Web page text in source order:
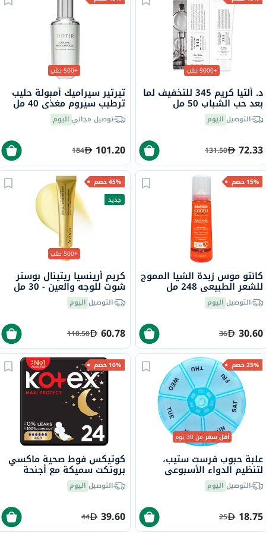
+9000 طلب
د. ألتيا كريم 345 للتخفيف لما
بعد حب الشباب 50 مل
التوصيل اليوم
72.33
131.50
+500 طلب
تيرتير سيراميك أمبولة حليب
ترطيب سيروم مغذي 40 مل
توصيل مجاني اليوم
101.20
184
15% خصم
كانتو موس زبدة الشيا المموج
للشعر الطبيعي 248 مل
التوصيل اليوم
30.60
36
45% خصم
جديد
+500 طلب
كريم أرينسيا ريتينال بوستر
شوت للوجه والعين - 30 مل
التوصيل اليوم
60.78
110.50
25% خصم
أقل سعرمن 30 يوم
علبة حبوب فرست ستيب،
لتنظيم الدواء الأسبوعي
التوصيل اليوم
18.75
25
10% خصم
كوتيكس فوط صحية ماكسي
بروتكت سميكة مع أجنحة
لحماية طوال الليل، من 24
التوصيل اليوم
39.60
44